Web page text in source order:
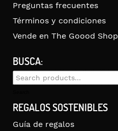
Preguntas frecuentes
Términos y condiciones
Vende en The Goood Shop
BUSCA:
Search
REGALOS SOSTENIBLES
Guía de regalos